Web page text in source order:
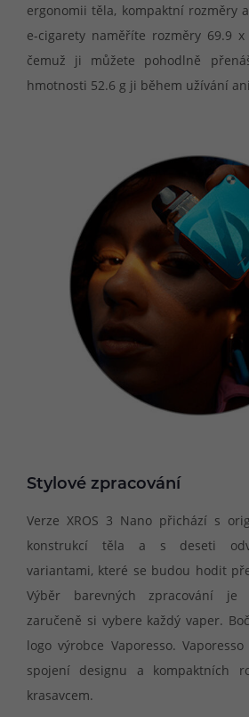
ergonomii těla, kompaktní rozměry
e-cigarety naměříte rozměry 69.9
čemuž ji můžete pohodlně
hmotnosti 52.6 g ji během užívání
Stylové zpracování
Verze XROS 3 Nano přichází s
konstrukcí těla a s deseti
variantami, které se budou hodit
Výběr barevných zpracování je
zaručeně si vybere každý vaper.
logo výrobce Vaporesso.
spojení designu a kompaktních
krasavcem.